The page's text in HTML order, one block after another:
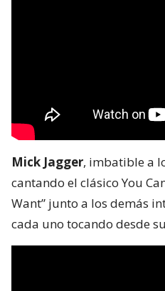
Mick Jagger, imbatible a
cantando el clásico You
Want” junto a los demás
cada uno tocando desde